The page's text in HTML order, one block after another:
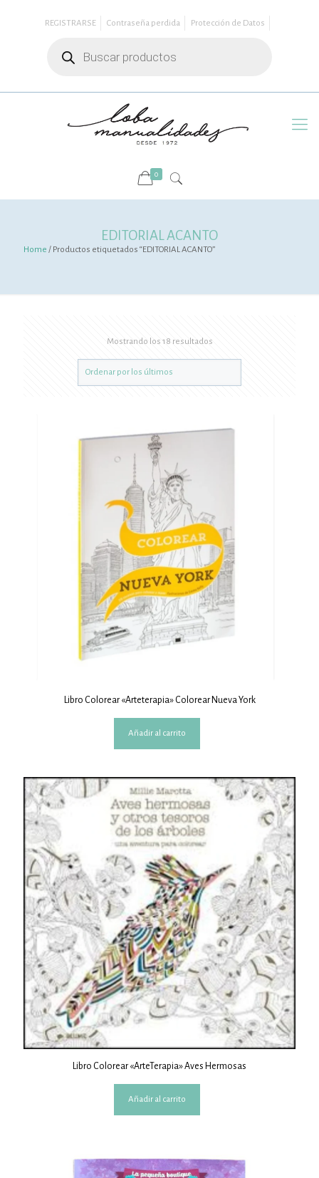
REGISTRARSE Contraseña perdida
Protección de Datos
productos
0
EDITORIAL ACANTO
Home / Productos etiquetados “EDITORIAL ACANTO”
Mostrando los 18 resultados
Libro Colorear «Arteterapia» Colorear Nueva York
Añadir al carrito
Libro Colorear «ArteTerapia» Aves Hermosas
Añadir al carrito